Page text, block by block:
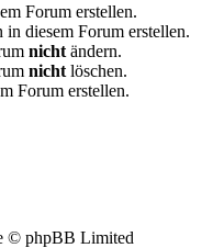
Forum erstellen.
diesem Forum erstellen.
nicht ändern.
nicht löschen.
Forum erstellen.
© phpBB Limited